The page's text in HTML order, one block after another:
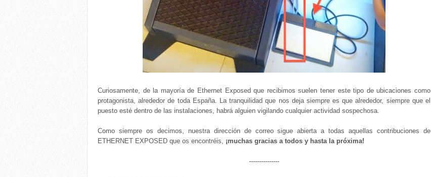
Curiosamente, de la mayoría de Ethernet Exposed que recibimos suelen tener este tipo de ubicaciones como
protagonista, alrededor de toda España. La tranquilidad que nos deja siempre es que alrededor, siempre que el
puesto esté dentro de las instalaciones, habrá alguien vigilando cualquier actividad sospechosa.
Como siempre os decimos, nuestra dirección de correo sigue abierta a todas aquellas contribuciones de
ETHERNET EXPOSED que os encontréis, ¡muchas gracias a todos y hasta la próxima!
---------------